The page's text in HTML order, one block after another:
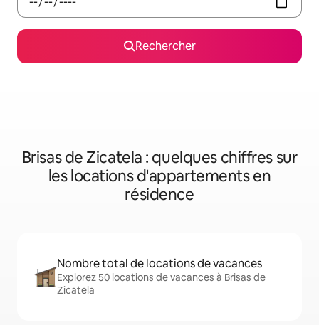
Rechercher
Brisas de Zicatela : quelques chiffres sur
les locations d'appartements en
résidence
Nombre total de locations de vacances
Explorez 50 locations de vacances à Brisas de
Zicatela